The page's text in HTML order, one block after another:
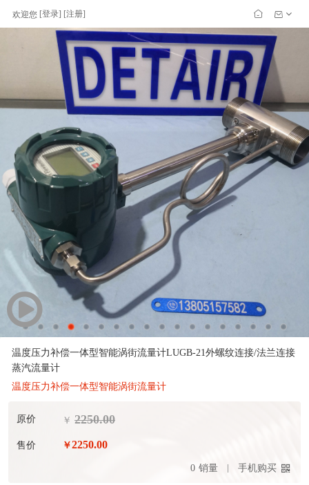
欢迎您 [登录] [注册]
温度压力补偿一体型智能涡街流量计LUGB-21外螺纹连接/法兰连接
蒸汽流量计
温度压力补偿一体型智能涡街流量计
原价 ￥ 2250.00
售价 ￥2250.00
0 销量 手机购买